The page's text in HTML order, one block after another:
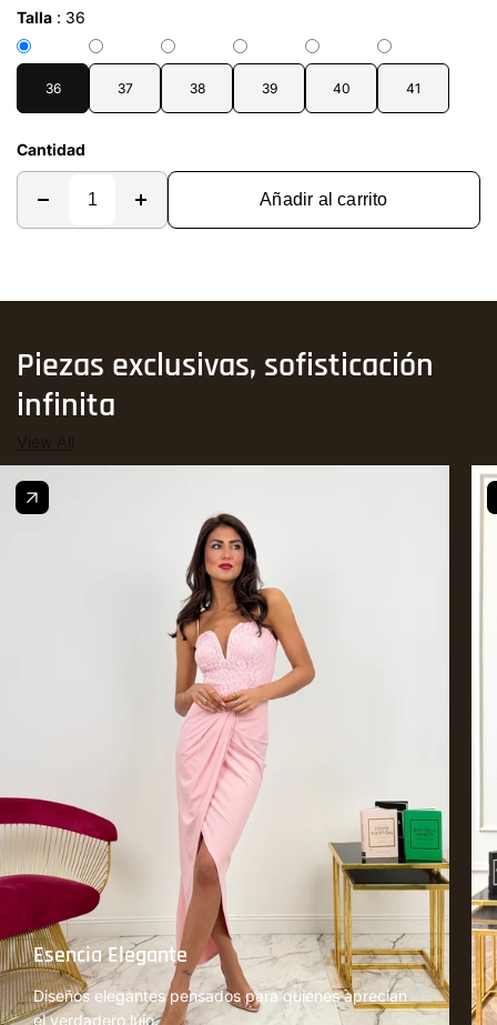
Talla : 36
36 37 38 39 40 41
Cantidad
Añadir al carrito
Piezas exclusivas, sofisticación
infinita
Esencia Elegante
Diseños elegantes pensados para quienes aprecian
el verdadero lujo.